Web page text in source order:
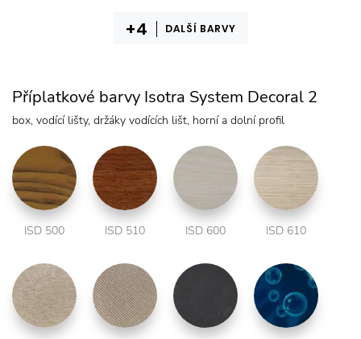
DALŠÍ BARVY
Příplatkové barvy Isotra System Decoral 2
box, vodící lišty, držáky vodících lišt, horní a dolní profil
ISD 500 ISD 510 ISD 600 ISD 610